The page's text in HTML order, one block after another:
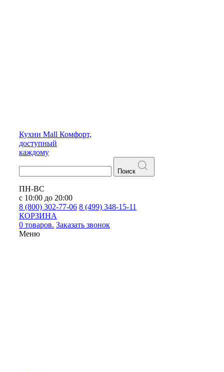
Кухни Mall Комфорт,
доступный
каждому
Поиск
ПН-ВС
с 10:00 до 20:00
8 (800) 302-77-06 8 (499) 348-15-11
КОРЗИНА
0 товаров. Заказать звонок
Меню